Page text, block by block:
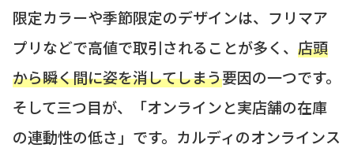
限定カラーや季節限定のデザインは、フリマア
プリなどで高値で取引されることが多く、 店頭
から瞬く間に姿を消してしまう要因の一つです。
そして三つ目が、「オンラインと実店舗の在庫
の連動性の低さ」です。カルディのオンラインス